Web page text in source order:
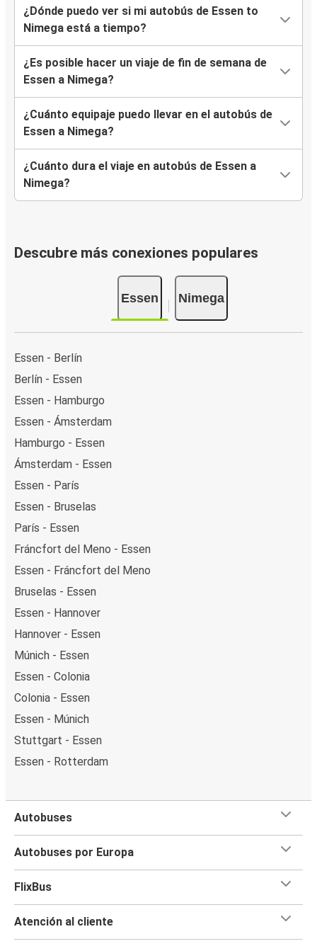
¿Dónde puedo ver si mi autobús de Essen to
Nimega está a tiempo?
¿Es posible hacer un viaje de fin de semana de
Essen a Nimega?
¿Cuánto equipaje puedo llevar en el autobús de
Essen a Nimega?
¿Cuánto dura el viaje en autobús de Essen a
Nimega?
Descubre más conexiones populares
Essen Nimega
Essen - Berlín
Berlín - Essen
Essen - Hamburgo
Essen - Ámsterdam
Hamburgo - Essen
Ámsterdam - Essen
Essen - París
Essen - Bruselas
París - Essen
Fráncfort del Meno - Essen
Essen - Fráncfort del Meno
Bruselas - Essen
Essen - Hannover
Hannover - Essen
Múnich - Essen
Essen - Colonia
Colonia - Essen
Essen - Múnich
Stuttgart - Essen
Essen - Rotterdam
Autobuses
Autobuses por Europa
FlixBus
Atención al cliente